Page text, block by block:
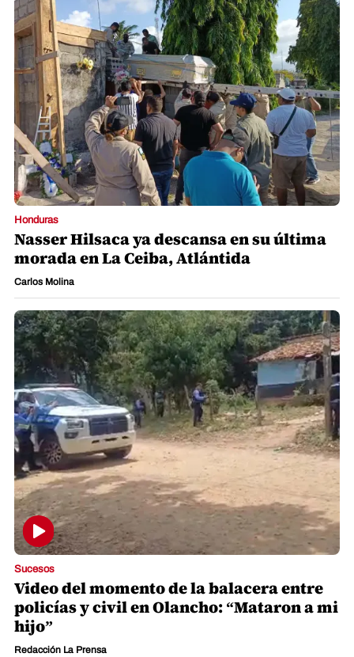
Honduras
Nasser Hilsaca ya descansa en su última
morada en La Ceiba, Atlántida
Carlos Molina
Sucesos
Video del momento de la balacera entre
policías y civil en Olancho: “Mataron a mi
hijo”
Redacción La Prensa